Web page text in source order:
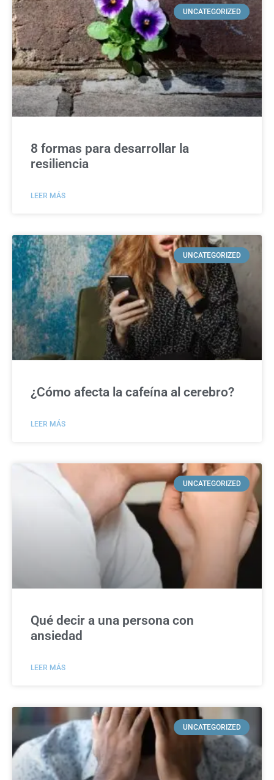
UNCATEGORIZED
8 formas para desarrollar la
resiliencia
LEER MÁS
UNCATEGORIZED
¿Cómo afecta la cafeína al cerebro?
LEER MÁS
UNCATEGORIZED
Qué decir a una persona con
ansiedad
LEER MÁS
UNCATEGORIZED